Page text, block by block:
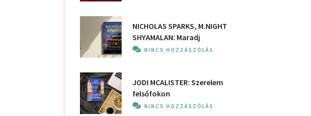
NICHOLAS SPARKS, M.NIGHT
SHYAMALAN: Maradj
NINCS HOZZÁSZÓLÁS
JODI MCALISTER: Szerelem
felsőfokon
NINCS HOZZÁSZÓLÁS